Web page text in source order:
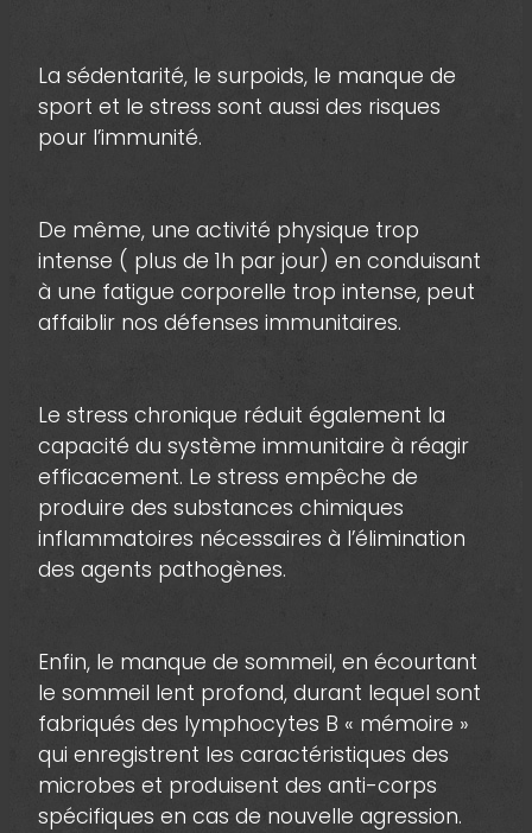
La sédentarité, le surpoids, le manque de
sport et le stress sont aussi des risques
pour l’immunité.
De même, une activité physique trop
intense ( plus de 1h par jour) en conduisant
à une fatigue corporelle trop intense, peut
affaiblir nos défenses immunitaires.
Le stress chronique réduit également la
capacité du système immunitaire à réagir
efficacement. Le stress empêche de
produire des substances chimiques
inflammatoires nécessaires à l’élimination
des agents pathogènes.
Enfin, le manque de sommeil, en écourtant
le sommeil lent profond, durant lequel sont
fabriqués des lymphocytes B « mémoire »
qui enregistrent les caractéristiques des
microbes et produisent des anti-corps
spécifiques en cas de nouvelle agression.